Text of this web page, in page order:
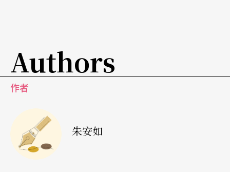
術，提到表演藝術也多以舞蹈作代表，導致學生對
戲劇感到陌生。我們在今年的術科聯合招生中就發
現，很多學生談到表演可以跳舞，卻沒有勇氣說
話，無法在眾人面前適當地陳述、表露自我。這現
象讓人反思，學生對戲劇這門和『人』極其相關的
藝術如此陌生，是否也代表他們對於與人互動的興
Authors
作者
朱安如